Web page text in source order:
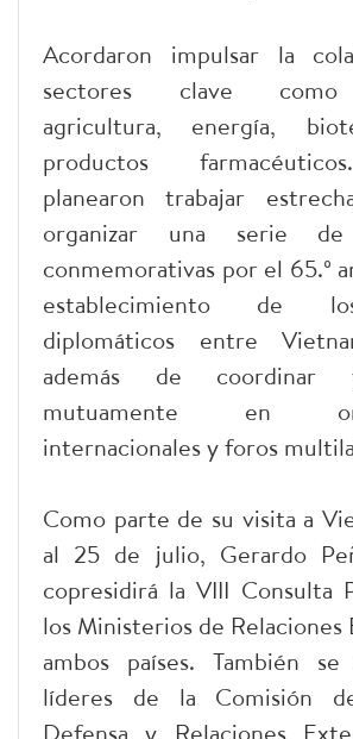
Acordaron impulsar la
sectores clave como
agricultura, energía,
productos
planearon trabajar
organizar una serie de
conmemorativas por el 65.º
establecimiento de
diplomáticos entre
además de coordinar
mutuamente en
internacionales y foros
Como parte de su visita a
al 25 de julio, Gerardo
copresidirá la VIII Consulta
los Ministerios de
ambos países. También
líderes de la Comisión
Defensa y Relaciones